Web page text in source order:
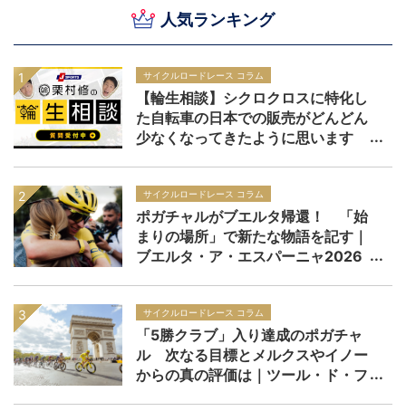
人気ランキング
サイクルロードレース コラム
【輪生相談】シクロクロスに特化し
た自転車の日本での販売がどんどん
少なくなってきたように思います
サイクルロードレース コラム
ポガチャルがブエルタ帰還！ 「始
まりの場所」で新たな物語を記す｜
ブエルタ・ア・エスパーニャ2026
サイクルロードレース コラム
「5勝クラブ」入り達成のポガチャ
ル 次なる目標とメルクスやイノー
からの真の評価は｜ツール・ド・フ